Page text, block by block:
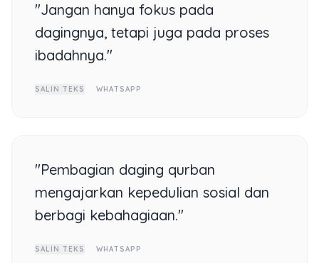
"Jangan hanya fokus pada
dagingnya, tetapi juga pada proses
ibadahnya."
SALIN TEKS WHATSAPP
"Pembagian daging qurban
mengajarkan kepedulian sosial dan
berbagi kebahagiaan."
SALIN TEKS WHATSAPP